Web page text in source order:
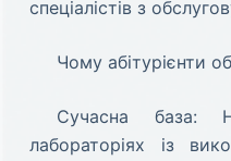
спеціалістів з
Чому абітурієнти
Сучасна база:
лабораторіях із